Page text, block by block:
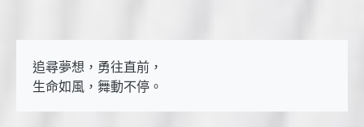
追尋夢想，勇往直前，
生命如風，舞動不停。